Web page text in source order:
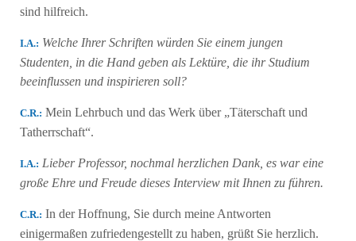
sind hilfreich.
Ι.Α.: Welche Ihrer Schriften würden Sie einem jungen
Studenten, in die Hand geben als Lektüre, die ihr Studium
beeinflussen und inspirieren soll?
C.R.: Mein Lehrbuch und das Werk über „Täterschaft und
Tatherrschaft“.
Ι.Α.: Lieber Professor, nochmal herzlichen Dank, es war eine
große Ehre und Freude dieses Interview mit Ihnen zu führen.
C.R.: In der Hoffnung, Sie durch meine Antworten
einigermaßen zufriedengestellt zu haben, grüßt Sie herzlich.